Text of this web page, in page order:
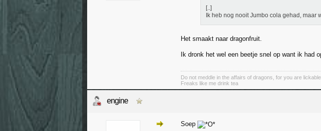
[..]
Ik heb nog nooit Jumbo cola gehad, maar
Het smaakt naar dragonfruit.
Ik dronk het wel een beetje snel op want ik had
Do not meddle in the affairs of dragons, for you are
Freaks like me drink tea
engine
Soep